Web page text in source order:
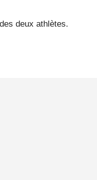
deux athlètes.